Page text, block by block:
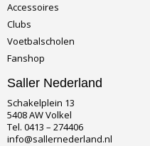
Accessoires
Clubs
Voetbalscholen
Fanshop
Saller Nederland
Schakelplein 13
5408 AW Volkel
Tel. 0413 – 274406
info@sallernederland.nl